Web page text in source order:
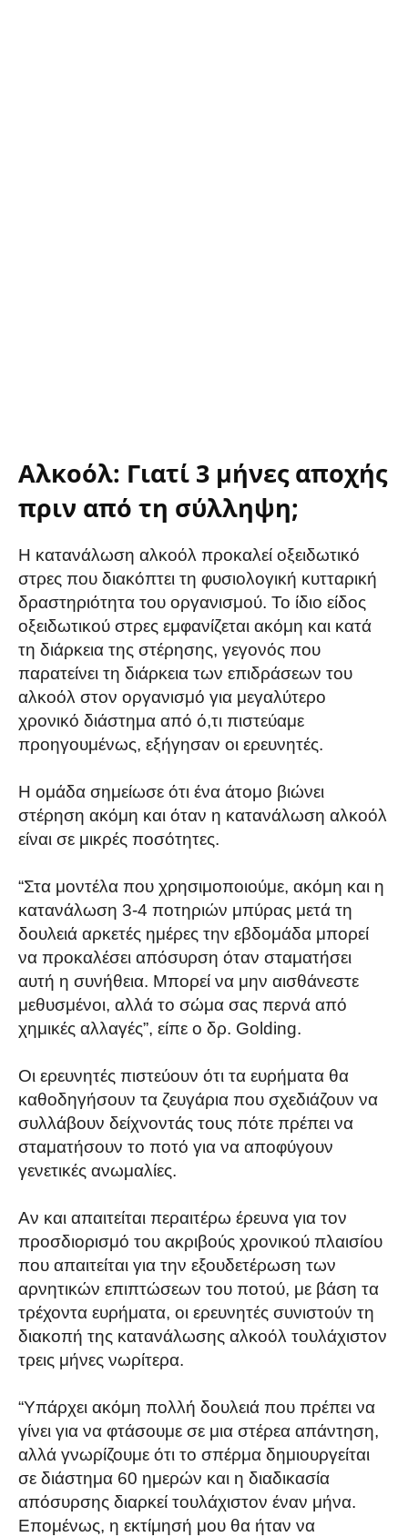
Αλκοόλ: Γιατί 3 μήνες αποχής
πριν από τη σύλληψη;
Η κατανάλωση αλκοόλ προκαλεί οξειδωτικό
στρες που διακόπτει τη φυσιολογική κυτταρική
δραστηριότητα του οργανισμού. Το ίδιο είδος
οξειδωτικού στρες εμφανίζεται ακόμη και κατά
τη διάρκεια της στέρησης, γεγονός που
παρατείνει τη διάρκεια των επιδράσεων του
αλκοόλ στον οργανισμό για μεγαλύτερο
χρονικό διάστημα από ό,τι πιστεύαμε
προηγουμένως, εξήγησαν οι ερευνητές.
Η ομάδα σημείωσε ότι ένα άτομο βιώνει
στέρηση ακόμη και όταν η κατανάλωση αλκοόλ
είναι σε μικρές ποσότητες.
“Στα μοντέλα που χρησιμοποιούμε, ακόμη και η
κατανάλωση 3-4 ποτηριών μπύρας μετά τη
δουλειά αρκετές ημέρες την εβδομάδα μπορεί
να προκαλέσει απόσυρση όταν σταματήσει
αυτή η συνήθεια. Μπορεί να μην αισθάνεστε
μεθυσμένοι, αλλά το σώμα σας περνά από
χημικές αλλαγές”, είπε ο δρ. Golding.
Οι ερευνητές πιστεύουν ότι τα ευρήματα θα
καθοδηγήσουν τα ζευγάρια που σχεδιάζουν να
συλλάβουν δείχνοντάς τους πότε πρέπει να
σταματήσουν το ποτό για να αποφύγουν
γενετικές ανωμαλίες.
Αν και απαιτείται περαιτέρω έρευνα για τον
προσδιορισμό του ακριβούς χρονικού πλαισίου
που απαιτείται για την εξουδετέρωση των
αρνητικών επιπτώσεων του ποτού, με βάση τα
τρέχοντα ευρήματα, οι ερευνητές συνιστούν τη
διακοπή της κατανάλωσης αλκοόλ τουλάχιστον
τρεις μήνες νωρίτερα.
“Υπάρχει ακόμη πολλή δουλειά που πρέπει να
γίνει για να φτάσουμε σε μια στέρεα απάντηση,
αλλά γνωρίζουμε ότι το σπέρμα δημιουργείται
σε διάστημα 60 ημερών και η διαδικασία
απόσυρσης διαρκεί τουλάχιστον έναν μήνα.
Επομένως, η εκτίμησή μου θα ήταν να